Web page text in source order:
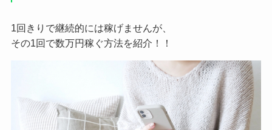
1回きりで継続的には稼げませんが、
その1回で数万円稼ぐ方法を紹介！！